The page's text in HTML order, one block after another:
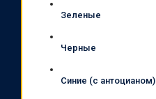
Зеленые
Черные
Синие (с антоцианом)